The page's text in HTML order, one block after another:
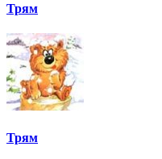
Трям
Трям